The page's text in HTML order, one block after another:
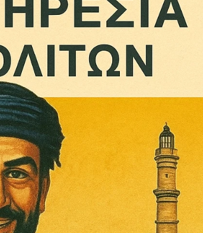
Και το σεβόμαστε.
κατάσταση, συνέχισε να μας
Ορίστε δύο καλοί λόγοι για να το
την ποιότητα και την ανεξαρτησία της
καφέ και η διαδικασία διαρκεί λιγότερο από
ή δωρητής.
Γίνε συνδρομητής